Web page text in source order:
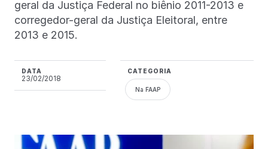
geral da Justiça Federal no biênio 2011-2013 e
corregedor-geral da Justiça Eleitoral, entre
2013 e 2015.
DATA
23/02/2018
CATEGORIA
Na FAAP